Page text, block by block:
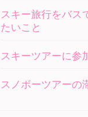
スキー旅行をバス
たいこと
スキーツアーに参
スノボーツアーの